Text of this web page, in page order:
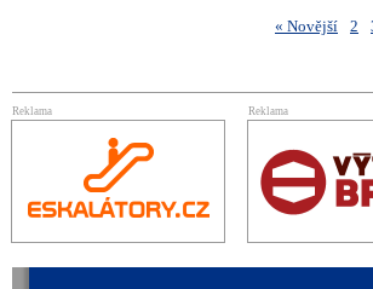
Novější 2
Reklama Reklama